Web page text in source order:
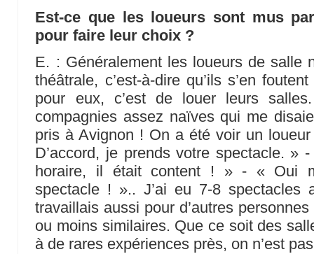
Est-ce que les loueurs sont mus
pour faire leur choix ?
E. : Généralement les loueurs de salle
théâtrale, c’est-à-dire qu’ils s’en
pour eux, c’est de louer leurs
compagnies assez naïves qui me
pris à Avignon ! On a été voir un
D’accord, je prends votre spectacle. »
horaire, il était content ! » - « Oui
spectacle ! ».. J’ai eu 7-8 spectacles
travaillais aussi pour d’autres
ou moins similaires. Que ce soit des
à de rares expériences près, on n’est